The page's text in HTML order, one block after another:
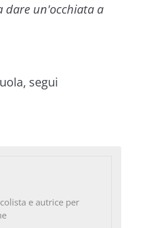
dare un'occhiata a
segui
e autrice per